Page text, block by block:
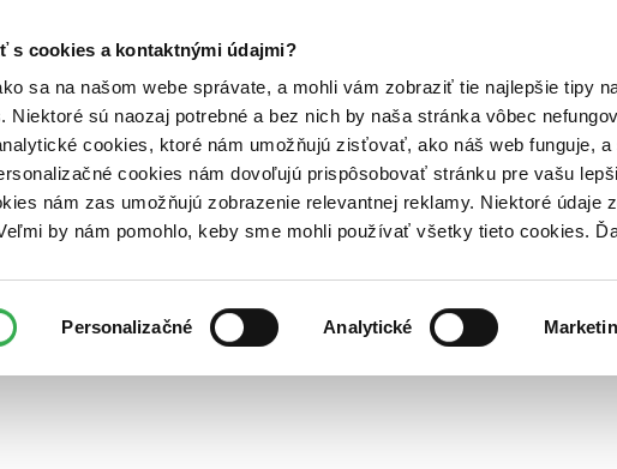
s cookies a kontaktnými údajmi?
sa na našom webe správate, a mohli vám zobraziť tie najlepšie tipy
Niektoré sú naozaj potrebné a bez nich by naša stránka vôbec
cookies, ktoré nám umožňujú zisťovať, ako náš web funguje, a
cookies nám dovoľujú prispôsobovať stránku pre vašu
nám zas umožňujú zobrazenie relevantnej reklamy. Niektoré údaje
by nám pomohlo, keby sme mohli používať všetky tieto cookies.
Personalizačné Analytické
Kontakt